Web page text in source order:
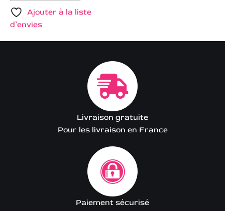
Ajouter à la liste
d’envies
Livraison gratuite
Pour les livraison en France
Paiement sécurisé